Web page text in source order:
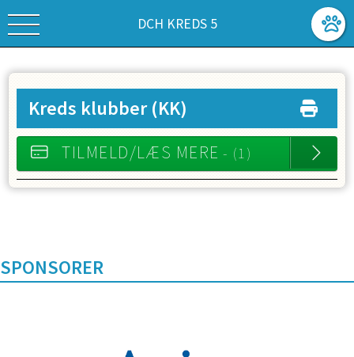
DCH KREDS 5
Kreds klubber (KK)
TILMELD/LÆS MERE - (1)
SPONSORER